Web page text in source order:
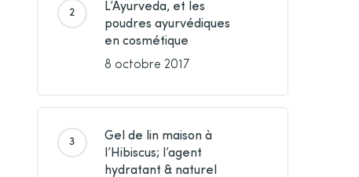
L’Ayurveda, et les
poudres ayurvédiques
en cosmétique
8 octobre 2017
Gel de lin maison à
l’Hibiscus; l’agent
hydratant & naturel